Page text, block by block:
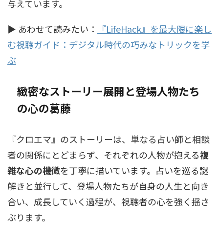
与えています。
▶ あわせて読みたい：
『LifeHack』を最大限に楽し
む視聴ガイド：デジタル時代の巧みなトリックを学
ぶ
緻密なストーリー展開と登場人物たち
の心の葛藤
『クロエマ』のストーリーは、単なる占い師と相談
者の関係にとどまらず、それぞれの人物が抱える複
雑な心の機微を丁寧に描いています。占いを巡る謎
解きと並行して、登場人物たちが自身の人生と向き
合い、成長していく過程が、視聴者の心を強く揺さ
ぶります。